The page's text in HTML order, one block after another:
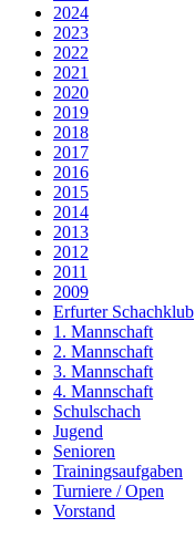
2024
2023
2022
2021
2020
2019
2018
2017
2016
2015
2014
2013
2012
2011
2009
Erfurter Schachklub
1. Mannschaft
2. Mannschaft
3. Mannschaft
4. Mannschaft
Schulschach
Jugend
Senioren
Trainingsaufgaben
Turniere / Open
Vorstand